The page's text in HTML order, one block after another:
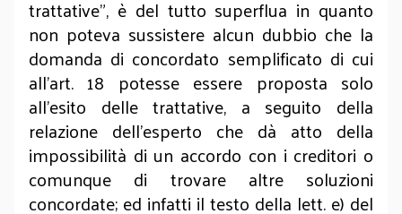
trattative”, è del tutto superflua in quanto
non poteva sussistere alcun dubbio che la
domanda di concordato semplificato di cui
all’art. 18 potesse essere proposta solo
all’esito delle trattative, a seguito della
relazione dell’esperto che dà atto della
impossibilità di un accordo con i creditori o
comunque di trovare altre soluzioni
concordate; ed infatti il testo della lett. e) del